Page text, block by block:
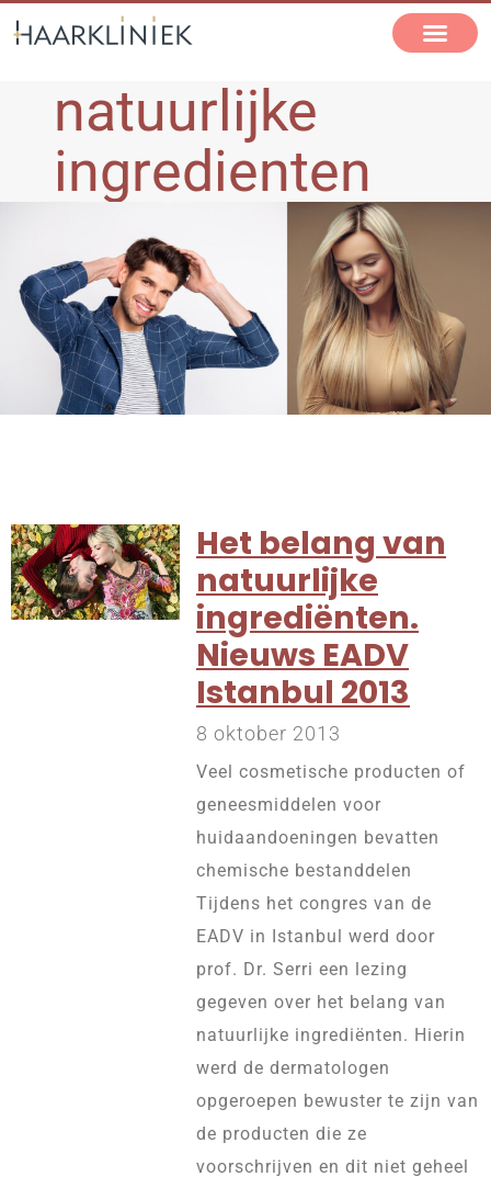
natuurlijke
ingredienten
Het belang van
natuurlijke
ingrediënten.
Nieuws EADV
Istanbul 2013
8 oktober 2013
Veel cosmetische producten of
geneesmiddelen voor
huidaandoeningen bevatten
chemische bestanddelen
Tijdens het congres van de
EADV in Istanbul werd door
prof. Dr. Serri een lezing
gegeven over het belang van
natuurlijke ingrediënten. Hierin
werd de dermatologen
opgeroepen bewuster te zijn van
de producten die ze
voorschrijven en dit niet geheel